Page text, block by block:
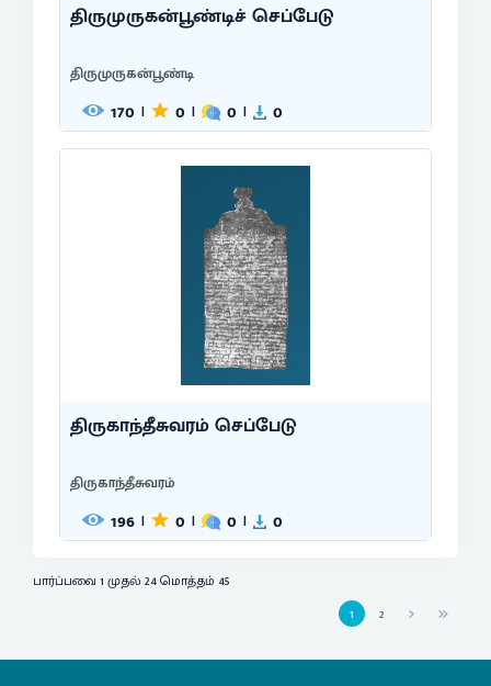
திருமுருகன்பூண்டிச் செப்பேடு
திருமுருகன்பூண்டி
170 | 0 | 0 | 0
திருகாந்தீசுவரம் செப்பேடு
திருகாந்தீசுவரம்
196 | 0 | 0 | 0
பார்ப்பவை 1 முதல் 24 மொத்தம் 45
1
2